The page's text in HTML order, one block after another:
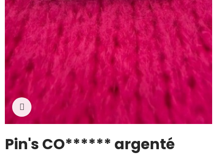
Cliquer pour agrandir
Pin's CO****** argenté